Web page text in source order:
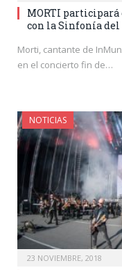
MORTI participará
con la Sinfonía del
Morti, cantante de
en el concierto fin de…
NOTICIAS
23 NOVIEMBRE, 2018